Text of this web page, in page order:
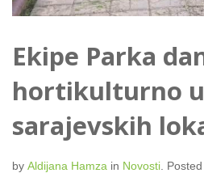
Ekipe Parka
hortikulturno
sarajevskih
by Aldijana Hamza in Novosti Posted